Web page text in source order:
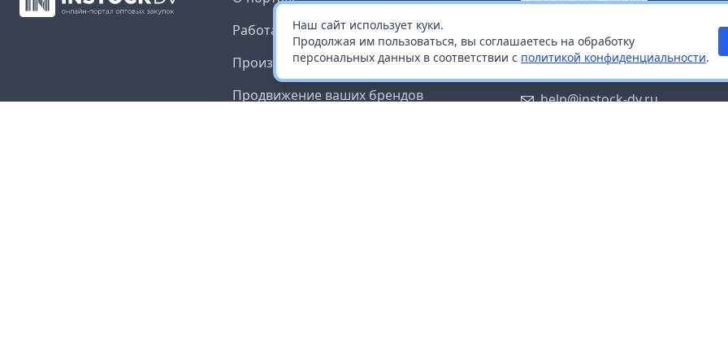
Наш сайт использует куки.
Продолжая им пользоваться, вы соглашаетесь на обработку
персональных данных в соответствии с политикой конфиденциальности.
Работа с платформой
Производителям и дистрибьюторам
Продвижение ваших брендов
Заказать звонок
help@instock-dv.ru